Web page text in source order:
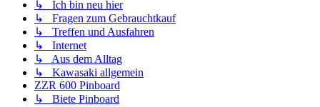
↳ Ich bin neu hier
↳ Fragen zum Gebrauchtkauf
↳ Treffen und Ausfahren
↳ Internet
↳ Aus dem Alltag
↳ Kawasaki allgemein
ZZR 600 Pinboard
↳ Biete Pinboard